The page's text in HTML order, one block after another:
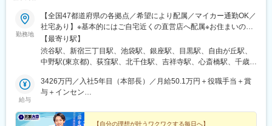
官山駅、要町駅、東池袋駅、牛田駅(東京都)、府中駅(東京都)、京
王多摩川駅、立川駅、京王八王子駅、京王口ステイション駅、高
島町駅、平沼橋駅、馬車道駅、石川町駅、日ノ出町駅、綱島駅、
センター南駅、武蔵小杉駅、高津駅(神奈川県)、登戸駅、横須賀
駅、緑町駅、北茅ケ崎駅、逗子駅、海老名駅(相鉄・小田急)、鶴見
駅、内幸町駅、東新宿駅、新宿西口駅、下落合駅、御徒町駅、曳
舟駅、東京国際クルーズターミナル駅、東京ビッグサイト駅、不
駅、府中本町駅、立川南駅、日本大通り駅、関内駅、八丁畷駅、
武蔵溝ノ口駅、柳小路駅、お台場海浜公園駅
勤務地
【全国47都道府県の各拠点／希望により配属／マイカー通勤OK／
社宅あり】※基本的にはご自宅近くの直営店へ配属※お住まいのエ
リアや配属先の人員状況により、入社後に他県の直営店に出張
し、経験を積んでいただく可能性あり★U・Iターン歓迎 ★マイ
カー通勤OK（規定あり。詳細はお問い合わせください）＜募集エ
城県・山形県・福島県◆関東東京都・神奈川県・千葉県・埼玉
県・茨城県・栃木県・群馬県◆中部山梨県・新潟県・富山県・石
滋賀県・京都府・大阪府・兵庫県・和歌山県・奈良県◆中国・四
【最寄り駅】
渋谷駅、新宿三丁目駅、池袋駅、銀座駅、目黒駅、自由が丘駅、
中野駅(東京都)、荻窪駅、北千住駅、吉祥寺駅、心斎橋駅、千歳駅
条駅、環状通東駅、高砂駅(北海道)、発寒南駅、本八戸駅、一ノ関
駅、前沢駅、秋田駅、鏡石駅、いわき駅、郡山富田駅、荒川沖
駅、南越谷駅、上尾駅、加茂宮駅、和光市駅、入曽駅、高坂駅、
給与
3426万円／入社5年目（本部長）／月給50.1万円＋役職手当＋賞
与＋インセン
与＋インセン
【自分の理想が叶うワクワクする毎日へ】